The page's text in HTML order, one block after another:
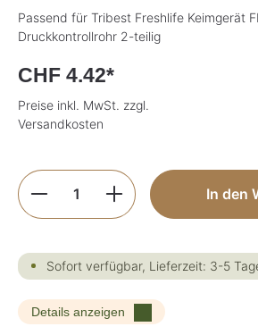
Passend für Tribest Freshlife Keimgerät
Druckkontrollrohr 2-teilig
CHF 4.42*
Preise inkl. MwSt. zzgl.
Versandkosten
Produkt Anzahl: Gib den
In den
Sofort verfügbar, Lieferzeit: 3-5
Details anzeigen